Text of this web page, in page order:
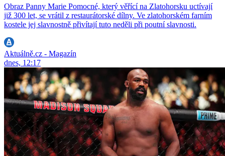
Obraz Panny Marie Pomocné, který věřící na Zlatohorsku uctívají
již 300 let, se vrátil z restaurátorské dílny. Ve zlatohorském farním
kostele jej slavnostně přivítají tuto neděli při poutní slavnosti.
Aktuálně.cz - Magazín
dnes, 12:17